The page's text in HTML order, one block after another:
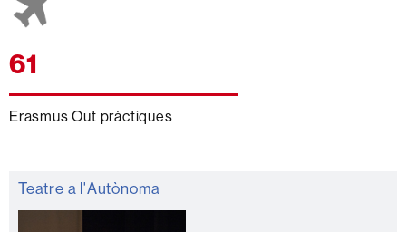
61
Erasmus Out pràctiques
Informació
complementària
Teatre a l'Autònoma